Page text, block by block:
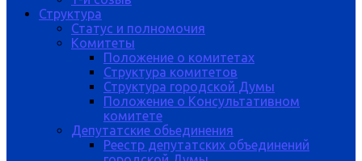
Структура
Статус и полномочия
Комитеты
Положение о комитетах
Структура комитетов
Структура городской Думы
Положение о Консультативном
комитете
Депутатские обьединения
Реестр депутатских объединений